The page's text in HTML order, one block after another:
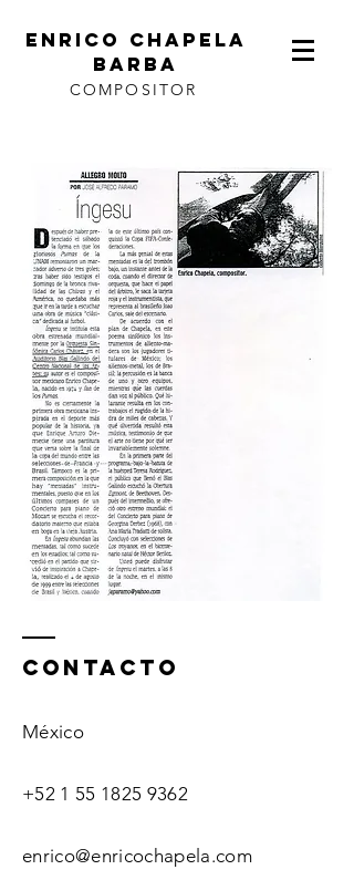
ENRICO CHAPELA
BARBA
COMPOSITOR
ContactO
México
+52 1 55 1825 9362
enrico@enricochapela.com